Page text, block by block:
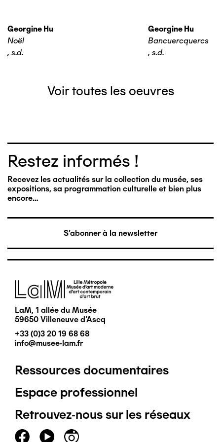
Georgine Hu
Noël
, s.d.
Georgine Hu
Bancuercquercs
, s.d.
Voir toutes les oeuvres
Restez informés !
Recevez les actualités sur la collection du musée, ses
expositions, sa programmation culturelle et bien plus
encore…
S'abonner à la newsletter
Image
LaM, 1 allée du Musée
59650 Villeneuve d'Ascq
+33 (0)3 20 19 68 68
info@musee-lam.fr
Pied
de
page
Ressources documentaires
Espace professionnel
Retrouvez-nous sur les réseaux